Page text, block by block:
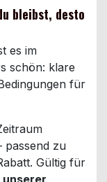
bleibst, desto
es im
schön: klare
für
passend zu
Gültig für